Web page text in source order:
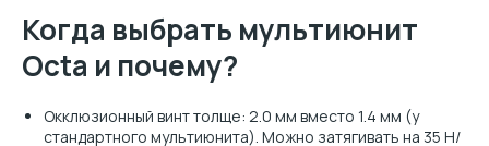
Когда выбрать мультиюнит
Octa и почему?
Окклюзионный винт толще: 2.0 мм вместо 1.4 мм (у
стандартного мультиюнита). Можно затягивать на 35 Н/